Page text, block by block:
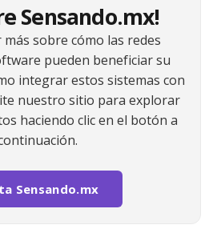
Sensando.mx!
más sobre cómo las redes
pueden beneficiar su
integrar estos sistemas con
nuestro sitio para explorar
haciendo clic en el botón a
Sensando.mx